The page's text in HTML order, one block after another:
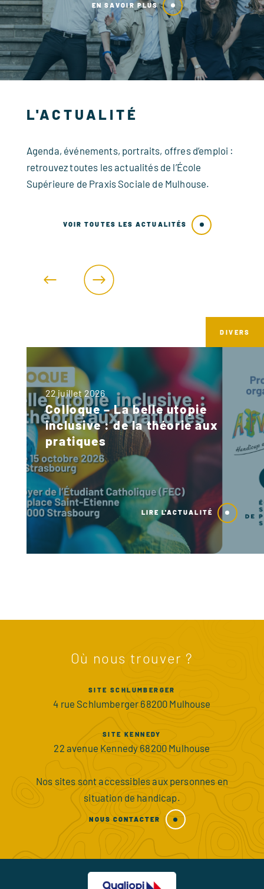
EN SAVOIR PLUS
L'ACTUALITÉ
Agenda, événements, portraits, offres d’emploi :
retrouvez toutes les actualités de l’École
Supérieure de Praxis Sociale de Mulhouse.
VOIR TOUTES LES ACTUALITÉS
DIVERS
22 juillet 2026
Colloque – La belle utopie
inclusive : de la théorie aux
pratiques
LIRE L'ACTUALITÉ
Où nous trouver ?
SITE SCHLUMBERGER
4 rue Schlumberger 68200 Mulhouse
SITE KENNEDY
22 avenue Kennedy 68200 Mulhouse
Nos sites sont accessibles aux personnes en
situation de handicap.
NOUS CONTACTER